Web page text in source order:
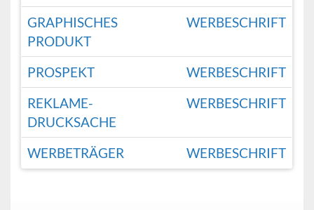
GRAPHISCHES
PRODUKT
WERBESCHRIFT
PROSPEKT
WERBESCHRIFT
REKLAME-
DRUCKSACHE
WERBESCHRIFT
WERBETRÄGER WERBESCHRIFT